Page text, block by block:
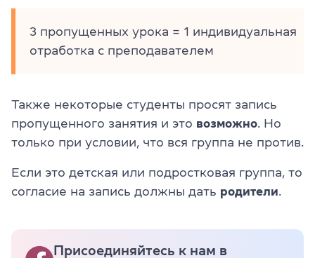
3 пропущенных урока = 1 индивидуальная
отработка с преподавателем
Также некоторые студенты просят запись
пропущенного занятия и это возможно. Но
только при условии, что вся группа не против.
Если это детская или подростковая группа, то
согласие на запись должны дать родители.
Присоединяйтесь к нам в